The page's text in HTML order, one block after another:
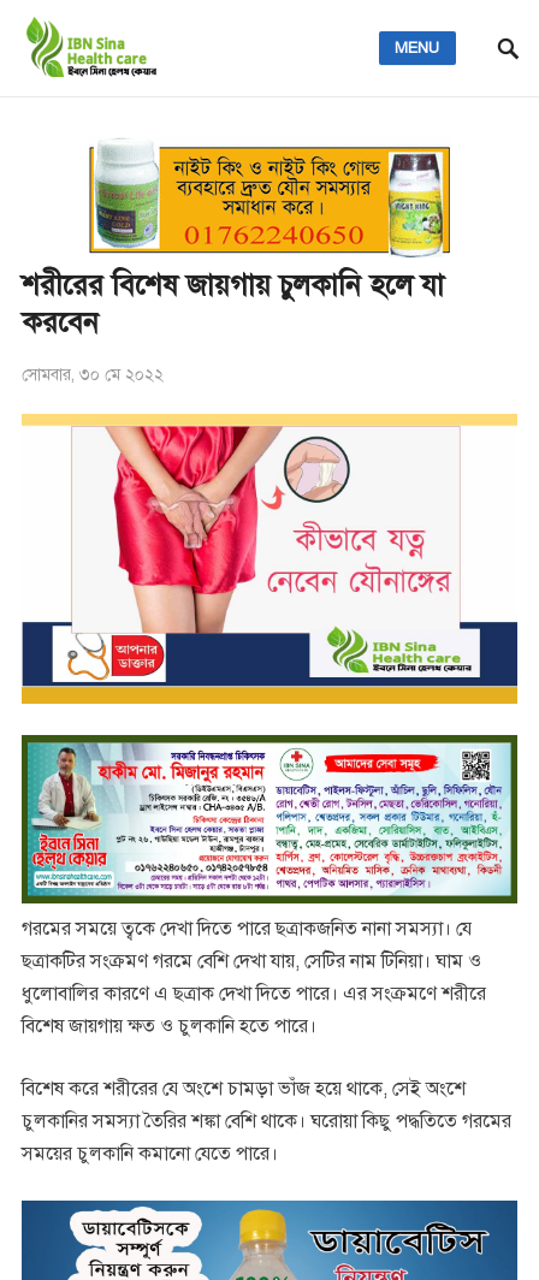
MENU
শরীরের বিশেষ জায়গায় চুলকানি হলে যা
করবেন
সোমবার, ৩০ মে ২০২২
গরমের সময়ে ত্বকে দেখা দিতে পারে ছত্রাকজনিত নানা সমস্যা। যে
ছত্রাকটির সংক্রমণ গরমে বেশি দেখা যায়, সেটির নাম টিনিয়া। ঘাম ও
ধুলোবালির কারণে এ ছত্রাক দেখা দিতে পারে। এর সংক্রমণে শরীরে
বিশেষ জায়গায় ক্ষত ও চুলকানি হতে পারে।
বিশেষ করে শরীরের যে অংশে চামড়া ভাঁজ হয়ে থাকে, সেই অংশে
চুলকানির সমস্যা তৈরির শঙ্কা বেশি থাকে। ঘরোয়া কিছু পদ্ধতিতে গরমের
সময়ের চুলকানি কমানো যেতে পারে।